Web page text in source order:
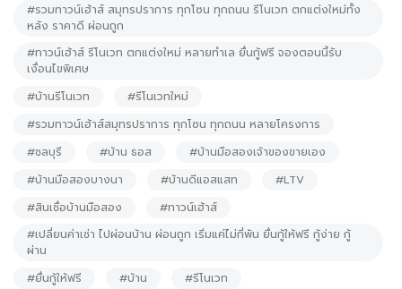
#รวมทาวน์เฮ้าส์ สมุทรปราการ ทุกโซน ทุกถนน รีโนเวท ตกแต่งใหม่ทั้ง
หลัง ราคาดี ผ่อนถูก
#ทาวน์เฮ้าส์ รีโนเวท ตกแต่งใหม่ หลายทำเล ยื่นกู้ฟรี จองตอนนี้รับ
เงื่อนไขพิเศษ
#บ้านรีโนเวท
#รีโนเวทใหม่
#รวมทาวน์เฮ้าส์สมุทรปราการ ทุกโซน ทุกถนน หลายโครงการ
#ชลบุรี
#บ้าน ธอส
#บ้านมือสองเจ้าของขายเอง
#บ้านมือสองบางนา
#บ้านดีแอสแสท
#LTV
#สินเชื่อบ้านมือสอง
#ทาวน์เฮ้าส์
#เปลี่ยนค่าเช่า ไปผ่อนบ้าน ผ่อนถูก เริ่มแค่ไม่กี่พัน ยื่นกู้ให้ฟรี กู้ง่าย กู้
ผ่าน
#ยื่นกู้ให้ฟรี
#บ้าน #รีโนเวท